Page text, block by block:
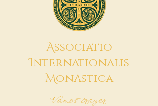
Associatio
Internationalis
MonAstica
Vamos trazer